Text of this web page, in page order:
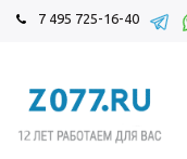
7 495 725-16-40